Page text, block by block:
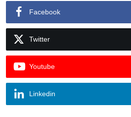
Facebook
Twitter
Youtube
Linkedin